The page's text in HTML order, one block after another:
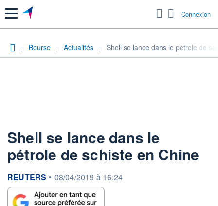
Menu Connexion
Bourse Actualités Shell se lance dans le pétrole de
Shell se lance dans le
pétrole de schiste en Chine
information fournie par
REUTERS • 08/04/2019 à 16:24